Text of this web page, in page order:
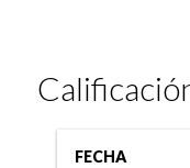
FECHA